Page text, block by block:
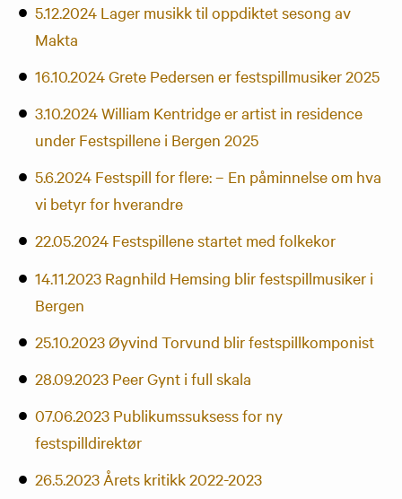
5.12.2024 Lager musikk til oppdiktet sesong av
Makta
16.10.2024 Grete Pedersen er festspillmusiker 2025
3.10.2024 William Kentridge er artist in residence
under Festspillene i Bergen 2025
5.6.2024 Festspill for flere:– En påminnelse om hva
vi betyr for hverandre
22.05.2024 Festspillene startet med folkekor
14.11.2023 Ragnhild Hemsing blir festspillmusiker i
Bergen
25.10.2023 Øyvind Torvund blir festspillkomponist
28.09.2023 Peer Gynt i full skala
07.06.2023 Publikumssuksess for ny
festspilldirektør
26.5.2023 Årets kritikk 2022-2023